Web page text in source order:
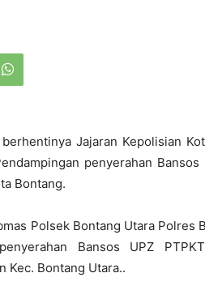
Jajaran Kepolisian
penyerahan
Bontang.
Polsek Bontang Utara Polres
Bansos UPZ
Kec. Bontang Utara..